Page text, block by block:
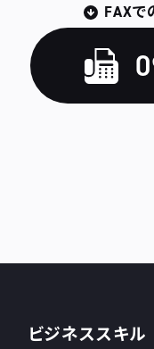
FAXで
ビジネススキル